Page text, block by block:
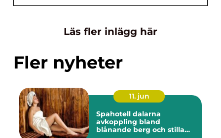
Läs fler inlägg här
Fler nyheter
11. jun
Spahotell dalarna
avkoppling bland
blånande berg och stilla